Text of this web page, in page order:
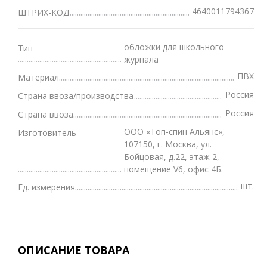
ШТРИХ-КОД
4640011794367
Тип
обложки для школьного
журнала
Материал
ПВХ
Страна ввоза/производства
Россия
Страна ввоза
Россия
Изготовитель
ООО «Топ-спин Альянс»,
107150, г. Москва, ул.
Бойцовая, д.22, этаж 2,
помещение V6, офис 4Б.
Ед. измерения
шт.
ОПИСАНИЕ ТОВАРА